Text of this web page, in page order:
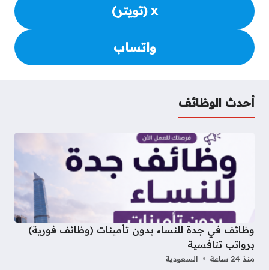
x (تويتر)
واتساب
أحدث الوظائف
وظائف في جدة للنساء بدون تأمينات (وظائف فورية)
برواتب تنافسية
منذ 24 ساعة السعودية